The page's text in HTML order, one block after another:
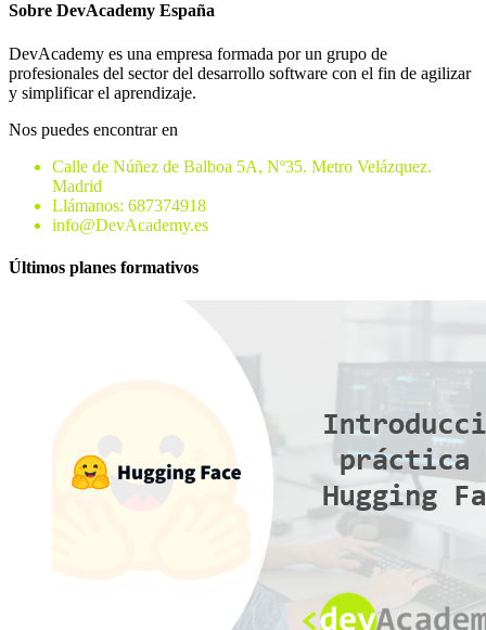
Sobre DevAcademy España
DevAcademy es una empresa formada por un grupo de
profesionales del sector del desarrollo software con el fin de agilizar
y simplificar el aprendizaje.
Nos puedes encontrar en
Calle de Núñez de Balboa 5A, Nº35. Metro Velázquez.
Madrid
Llámanos: 687374918
info@DevAcademy.es
Últimos planes formativos